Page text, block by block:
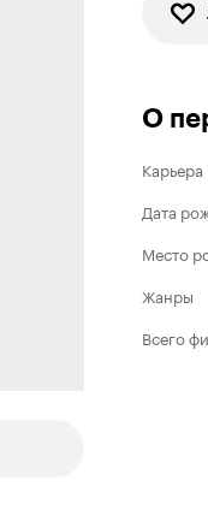
О
Карьера
Дата
Место
Жанры
Всего